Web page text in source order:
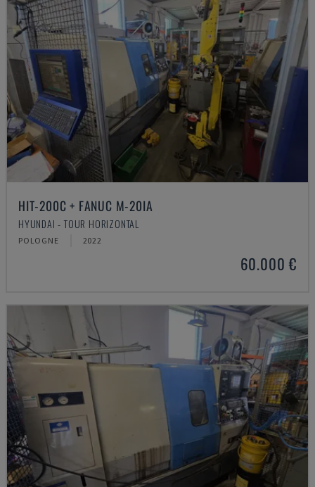
HIT-200C + FANUC M-20IA
HYUNDAI - TOUR HORIZONTAL
POLOGNE 2022
60.000 €